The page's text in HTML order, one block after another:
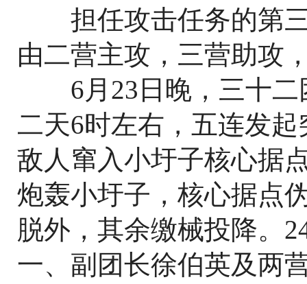
担任攻击任务的第三
由二营主攻，三营助攻
6月23日晚，三十二
二天6时左右，五连发
敌人窜入小圩子核心据
炮轰小圩子，核心据点
脱外，其余缴械投降。
一、副团长徐伯英及两